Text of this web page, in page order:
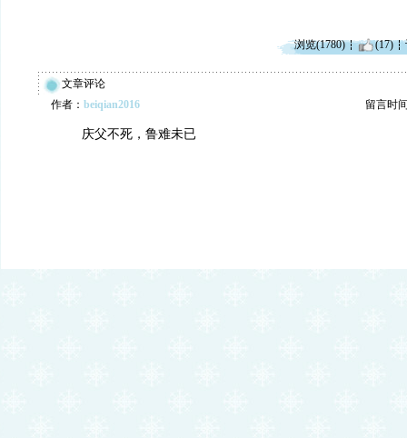
浏览(1780) (17)
文章评论
作者： beiqian2016 留言时
庆父不死，鲁难未已